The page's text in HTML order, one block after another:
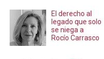
El derecho al
legado que solo
se niega a
Rocío Carrasco